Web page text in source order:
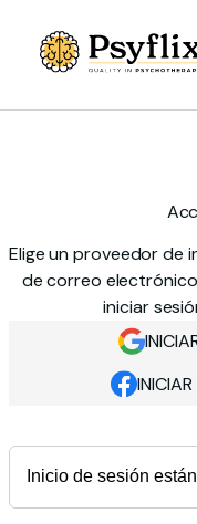
Elige un proveedor de
de correo
iniciar